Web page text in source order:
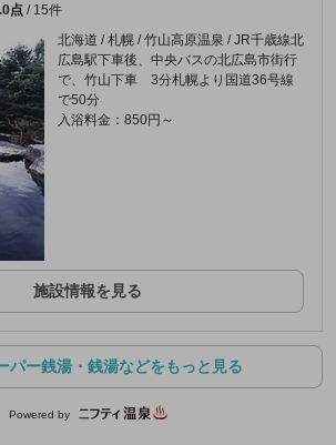
点 / 15件
北海道 / 札幌 / 竹山高原温泉 / JR千歳線北
広島駅下車後、中央バスの北広島市街行
で、竹山下車 3分札幌より国道36号線
で50分
入浴料金：850円～
施設情報を見る
パー銭湯・銭湯などをもっと見る
Powered by